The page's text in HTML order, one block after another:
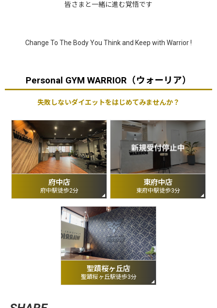
皆さまと一緒に進む覚悟です
Change To The Body You Think and Keep with Warrior !
Personal GYM WARRIOR（ウォーリア）
失敗しないダイエットをはじめてみませんか？
府中店
府中駅徒歩2分
東府中店
東府中駅徒歩3分
聖蹟桜ヶ丘店
聖蹟桜ヶ丘駅徒歩3分